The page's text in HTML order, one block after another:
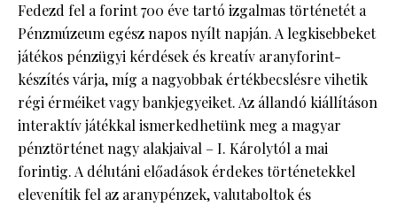
Fedezd fel a forint 700 éve tartó izgalmas történetét a
Pénzmúzeum egész napos nyílt napján. A legkisebbeket
játékos pénzügyi kérdések és kreatív aranyforint-
készítés várja, míg a nagyobbak értékbecslésre vihetik
régi érméiket vagy bankjegyeiket. Az állandó kiállításon
interaktív játékkal ismerkedhetünk meg a magyar
pénztörténet nagy alakjaival – I. Károlytól a mai
forintig. A délutáni előadások érdekes történetekkel
elevenítik fel az aranypénzek, valutaboltok és